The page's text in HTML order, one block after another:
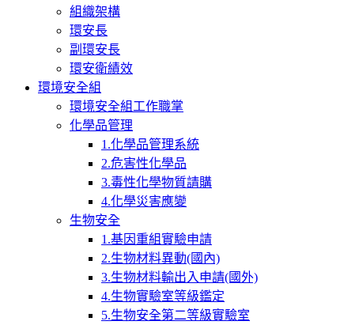
組織架構
環安長
副環安長
環安衛績效
環境安全組
環境安全組工作職掌
化學品管理
1.化學品管理系統
2.危害性化學品
3.毒性化學物質請購
4.化學災害應變
生物安全
1.基因重組實驗申請
2.生物材料異動(國內)
3.生物材料輸出入申請(國外)
4.生物實驗室等級鑑定
5.生物安全第二等級實驗室